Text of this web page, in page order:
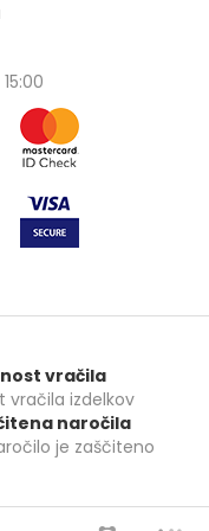
vračila
vračila izdelkov
naročila
je zaščiteno